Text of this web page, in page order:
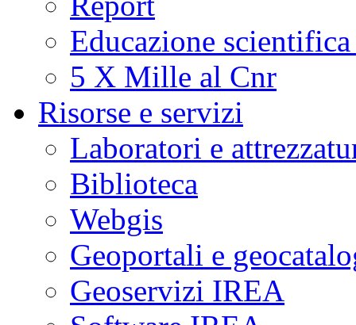
Educazione
5 X Mille al Cnr
Risorse e servizi
Laboratori e
Biblioteca
Webgis
Geoportali e
Geoservizi IREA